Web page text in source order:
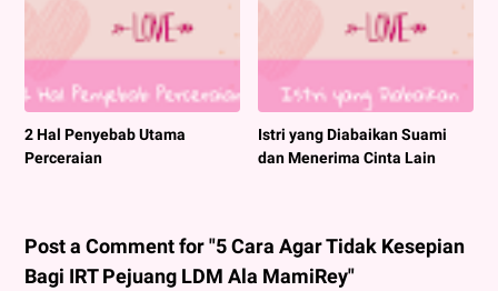
2 Hal Penyebab Utama
Perceraian
Istri yang Diabaikan Suami
dan Menerima Cinta Lain
Post a Comment for "5 Cara Agar Tidak Kesepian
Bagi IRT Pejuang LDM Ala MamiRey"